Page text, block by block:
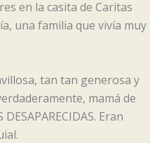
en la casita de Caritas
una familia que vivía muy
tan tan generosa y
mamá de
Eran